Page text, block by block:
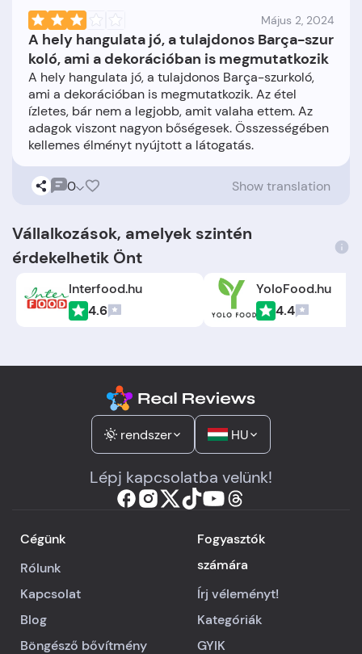
Május 2, 2024
A hely hangulata jó, a tulajdonos Barça-szur
koló, ami a dekorációban is megmutatkozik
A hely hangulata jó, a tulajdonos Barça-szurkoló,
ami a dekorációban is megmutatkozik. Az étel
ízletes, bár nem a legjobb, amit valaha ettem. Az
adagok viszont nagyon bőségesek. Összességében
0 Show translation
Vállalkozások, amelyek szintén
érdekelhetik Önt
Interfood.hu
4.6
YoloFood.hu
4.4
rendszer HU
Lépj kapcsolatba velünk!
Cégünk
Rólunk
Kapcsolat
Blog
Böngésző bővítmény
Fogyasztók
számára
Írj véleményt!
Kategóriák
GYIK